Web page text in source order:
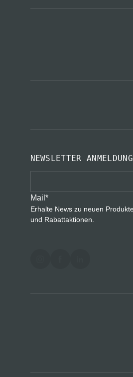
NEWSLETTER ANMELDUNG
Mail *
Erhalte News zu neuen
und Rabattaktionen.